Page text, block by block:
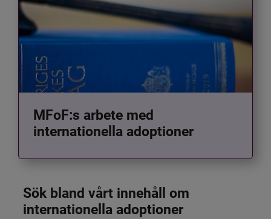
MFoF:s arbete med
internationella adoptioner
Sök bland vårt innehåll om
internationella adoptioner